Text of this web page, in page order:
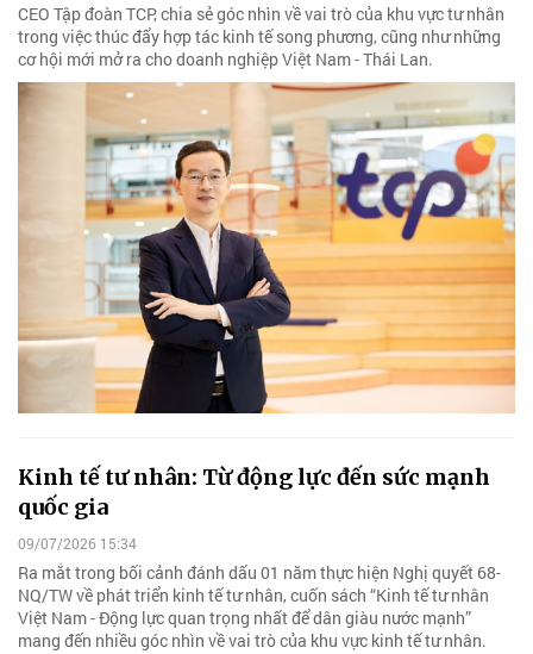
CEO Tập đoàn TCP, chia sẻ góc nhìn về vai trò của khu vực tư nhân
trong việc thúc đẩy hợp tác kinh tế song phương, cũng như những
cơ hội mới mở ra cho doanh nghiệp Việt Nam - Thái Lan.
Kinh tế tư nhân: Từ động lực đến sức mạnh
quốc gia
09/07/2026 15:34
Ra mắt trong bối cảnh đánh dấu 01 năm thực hiện Nghị quyết 68-
NQ/TW về phát triển kinh tế tư nhân, cuốn sách “Kinh tế tư nhân
Việt Nam - Động lực quan trọng nhất để dân giàu nước mạnh”
mang đến nhiều góc nhìn về vai trò của khu vực kinh tế tư nhân.